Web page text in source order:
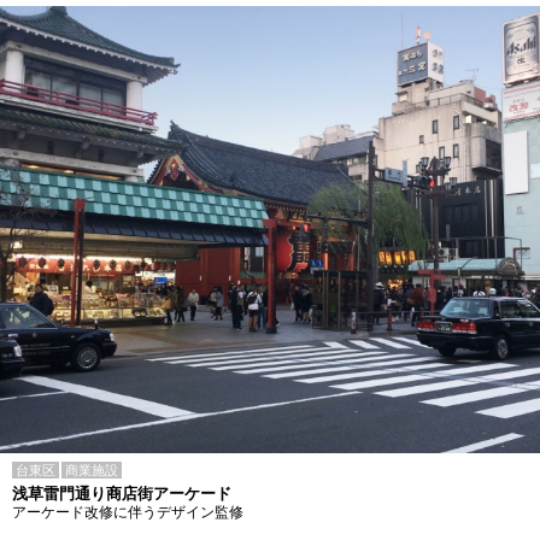
台東区 商業施設
浅草雷門通り商店街アーケード
アーケード改修に伴うデザイン監修